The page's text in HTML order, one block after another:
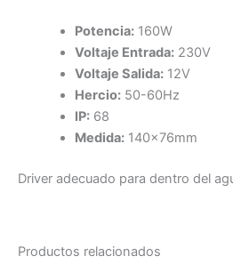
Potencia:160W
Voltaje Entrada:230V
Voltaje Salida:12V
Hercio:50-60Hz
IP:68
Medida:140x76mm
Driver adecuado para dentro del
Productos relacionados